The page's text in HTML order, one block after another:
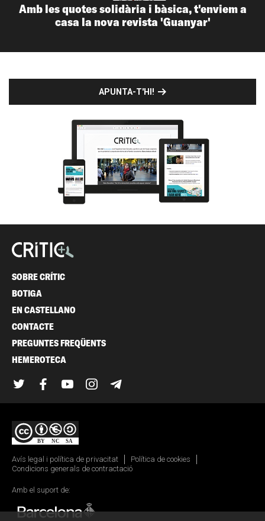
Amb les quotes solidària i bàsica, t'enviem a
casa la nova revista 'Guanyar'
APUNTA-T'HI!
SOBRE CRÍTIC
BOTIGA
EN CASTELLANO
CONTACTE
PREGUNTES FREQÜENTS
HEMEROTECA
TwitterFacebook
YouTubeInstagram
Avís legal i política de privacitat
Política de cookies
Condicions generals de contractació
Amb el suport de: